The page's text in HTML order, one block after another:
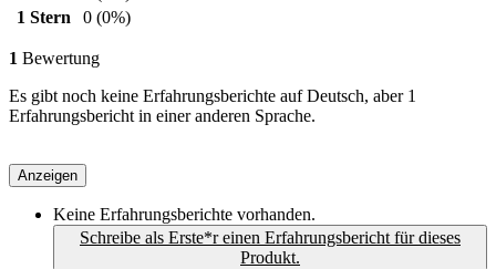
1 Stern
0 (0%)
1 Bewertung
Es gibt noch keine Erfahrungsberichte auf Deutsch, aber 1
Erfahrungsbericht in einer anderen Sprache.
Anzeigen
Keine Erfahrungsberichte vorhanden.
Schreibe als Erste*r einen Erfahrungsbericht für dieses
Produkt.